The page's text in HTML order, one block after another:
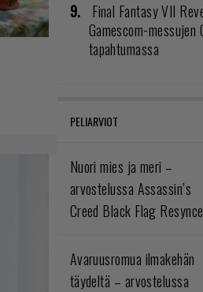
Final Fantasy VII
Gamescom-
tapahtumassa
PELIARVIOT
Nuori mies ja meri –
arvostelussa Assassin’s
Creed Black Flag
Avaruusromua ilmakehän
täydeltä – arvostelussa